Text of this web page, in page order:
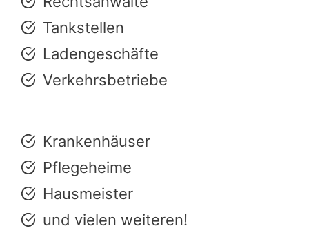
Tankstellen
Ladengeschäfte
Verkehrsbetriebe
Krankenhäuser
Pflegeheime
Hausmeister
und vielen weiteren!